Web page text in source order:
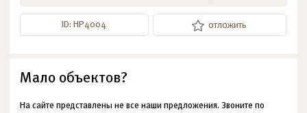
ID: НР4004 отложить
Мало объектов?
На сайте представлены не все наши предложения. Звоните по